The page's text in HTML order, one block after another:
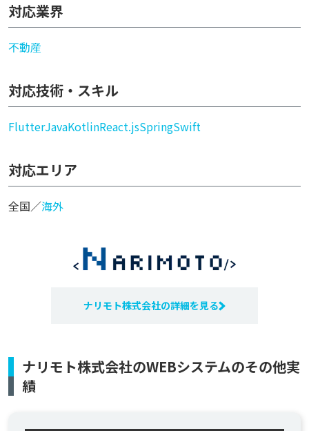
対応業界
不動産
対応技術・スキル
FlutterJavaKotlinReact.jsSpringSwift
対応エリア
全国／海外
ナリモト株式会社の詳細を見る
ナリモト株式会社のWEBシステムのその他実
績